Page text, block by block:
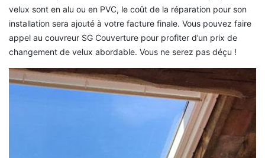
velux sont en alu ou en PVC, le coût de la réparation pour son
installation sera ajouté à votre facture finale. Vous pouvez faire
appel au couvreur SG Couverture pour profiter d’un prix de
changement de velux abordable. Vous ne serez pas déçu !